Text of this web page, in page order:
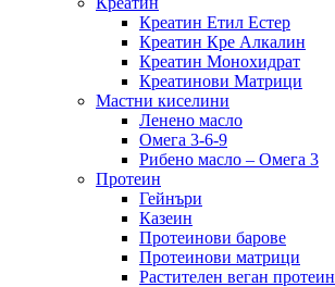
Креатин Етил Естер
Креатин Кре Алкалин
Креатин Монохидрат
Креатинови Матрици
Мастни киселини
Ленено масло
Омега 3-6-9
Рибено масло – Омега 3
Протеин
Гейнъри
Казеин
Протеинови барове
Протеинови матрици
Растителен веган протеин